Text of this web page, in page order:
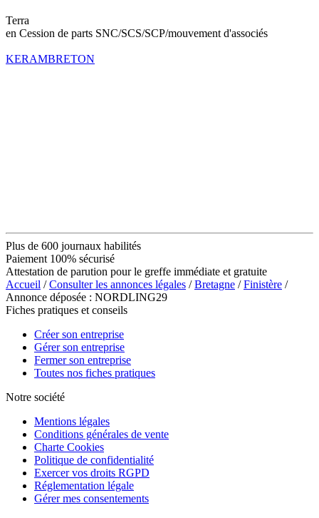
Terra
en Cession de parts SNC/SCS/SCP/mouvement d'associés
KERAMBRETON
Plus de 600 journaux habilités
Paiement 100% sécurisé
Attestation de parution pour le greffe immédiate et gratuite
Accueil /Consulter les annonces légales /Bretagne /Finistère /
Annonce déposée : NORDLING29
Fiches pratiques et conseils
Créer son entreprise
Gérer son entreprise
Fermer son entreprise
Toutes nos fiches pratiques
Notre société
Mentions légales
Conditions générales de vente
Charte Cookies
Politique de confidentialité
Exercer vos droits RGPD
Réglementation légale
Gérer mes consentements